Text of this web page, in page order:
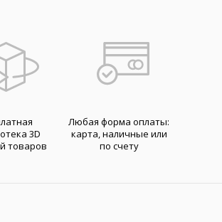
3D
товаров
Любая форма оплаты:
карта, наличные или
по счету